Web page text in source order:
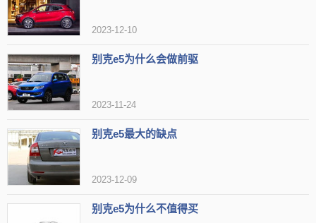
议，别克E5的续航里程可以再提升一些，以满足更多用户的需求。
小，车主表示，在后排座椅放倒的情况下，行李箱空间也不是很充
裕。
有强劲的动力、舒适的底盘、良好的噪音控制和丰富的智能配置，能
够满足大多数用户的需求。
2023-12-10
别克e5为什么会做前驱
2023-11-24
别克e5最大的缺点
2023-12-09
别克e5为什么不值得买